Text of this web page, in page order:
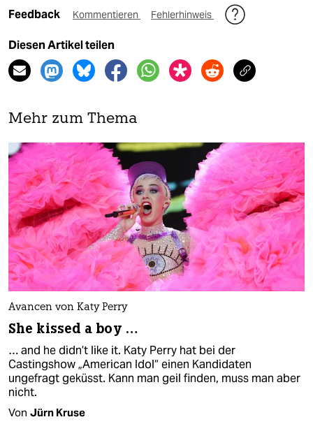
Feedback Kommentieren Fehlerhinweis
Diesen Artikel teilen
Mehr zum Thema
Avancen von Katy Perry
She kissed a boy …
… and he didn’t like it. Katy Perry hat bei der
Castingshow „American Idol“ einen Kandidaten
ungefragt geküsst. Kann man geil finden, muss man aber
nicht.
Von Jürn Kruse